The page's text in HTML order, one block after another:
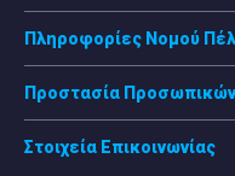
Πληροφορίες Νομού
Προστασία
Στοιχεία Επικοινωνίας